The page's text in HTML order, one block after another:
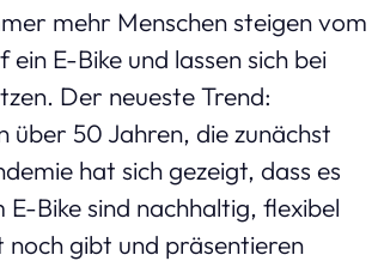
mehr Menschen steigen vom
E-Bike und lassen sich bei
Der neueste Trend:
50 Jahren, die zunächst
hat sich gezeigt, dass es
Bike sind nachhaltig, flexibel
noch gibt und präsentieren